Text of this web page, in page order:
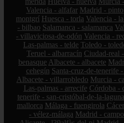
Valencia - alfafar Madrid - pinto
montgrí Huesca - torla Valencia -
- bilbao Salamanca - salamanca
- villaviciosa-de-odón Valencia -
Las-palmas - telde Toledo -
Teruel - albarracín Ciudad-real
benasque Albacete - albacete
cehegín Santa-cruz-de-tenerife
Albacete - villarrobledo Murcia -
Las-palmas - arrecife Córdoba -
tenerife - san-cristóbal-de-la-laguna
mallorca Málaga - fuengirola
- vélez-málaga Madrid -